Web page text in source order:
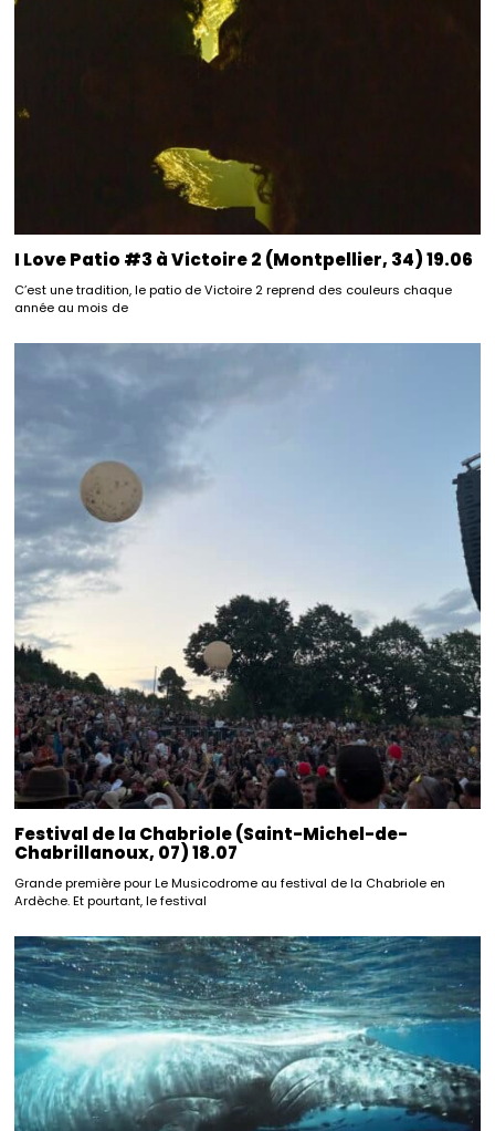
I Love Patio #3 à Victoire 2 (Montpellier, 34) 19.06
C’est une tradition, le patio de Victoire 2 reprend des couleurs chaque
année au mois de
Festival de la Chabriole (Saint-Michel-de-
Chabrillanoux, 07) 18.07
Grande première pour Le Musicodrome au festival de la Chabriole en
Ardèche. Et pourtant, le festival